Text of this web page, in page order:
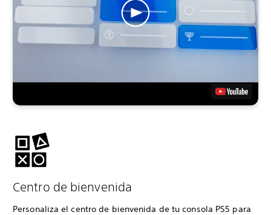
Centro de bienvenida
Personaliza el centro de bienvenida de tu consola PS5 para